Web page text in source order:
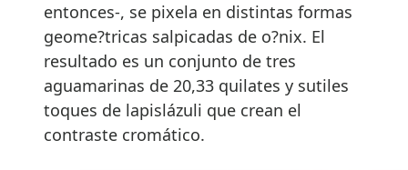
entonces-, se pixela en distintas formas
geome?tricas salpicadas de o?nix. El
resultado es un conjunto de tres
aguamarinas de 20,33 quilates y sutiles
toques de lapislázuli que crean el
contraste cromático.